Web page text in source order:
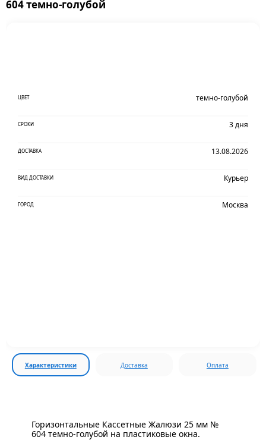
604 темно-голубой
ЦВЕТ темно-голубой
СРОКИ 3 дня
ДОСТАВКА 13.08.2026
ВИД ДОСТАВКИ Курьер
ГОРОД Москва
Характеристики Доставка Оплата
Горизонтальные Кассетные Жалюзи 25 мм №
604 темно-голубой на пластиковые окна.